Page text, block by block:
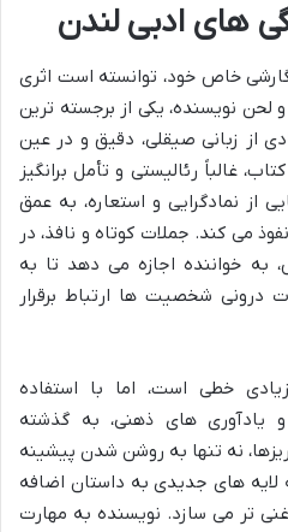
های ادبی لندن
خاص خود، توانسته است اثری
نویسنده، یکی از برجسته ترین
از زبانی صیقلی، دقیق و در عین
غالباً رئالیستی و تأمل برانگیز
از نمادگرایی و استعاره، به عمق
می کند. جملات کوتاه و نافذ، در
به خواننده اجازه می دهد تا به
درونی شخصیت ها ارتباط برقرار
خطی است، اما با استفاده
های ذهنی، به گذشته
نه تنها به روشن شدن پیشینه
های جدیدی به داستان اضافه
غنی تر می سازد. نویسنده به مهارت